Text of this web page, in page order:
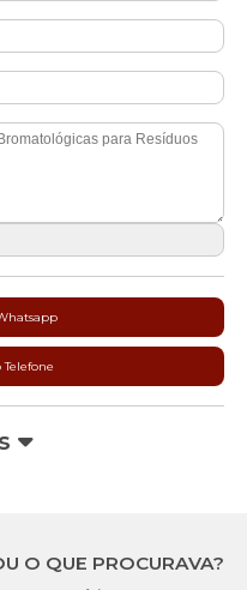
O QUE PROCURAVA?